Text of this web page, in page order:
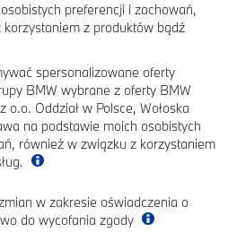
preferencji i zachowań,
z produktów bądź
spersonalizowane oferty
BMW wybrane z oferty BMW
o.o. Oddział w Polsce, Wołoska
na podstawie moich osobistych
również w związku z korzystaniem
w zakresie oświadczenia o
do wycofania zgody